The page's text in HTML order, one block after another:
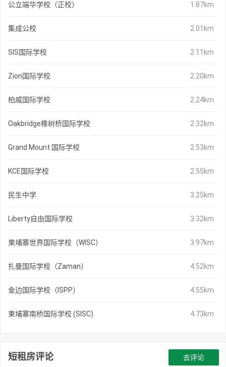
公立端华学校（正校） 1.87km
集成公校 2.01km
SIS国际学校 2.11km
Zion国际学校 2.20km
柏威国际学校 2.24km
Oakbridge橡树桥国际学校 2.32km
Grand Mount 国际学校 2.53km
KCE国际学校 2.55km
民生中学 3.25km
Liberty自由国际学校 3.32km
柬埔寨世界国际学校（WISC） 3.97km
扎曼国际学校（Zaman） 4.52km
金边国际学校（ISPP） 4.55km
柬埔寨南桥国际学校 (SISC) 4.73km
短租房评论 去评论